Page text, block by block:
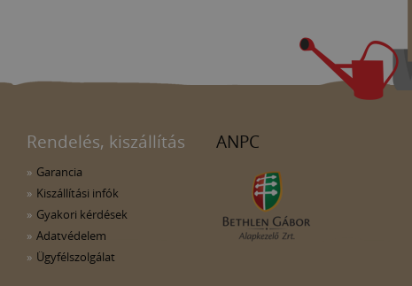
Rendelés, kiszállítás
Garancia
Kiszállítási infók
Gyakori kérdések
Adatvédelem
Ügyfélszolgálat
ANPC